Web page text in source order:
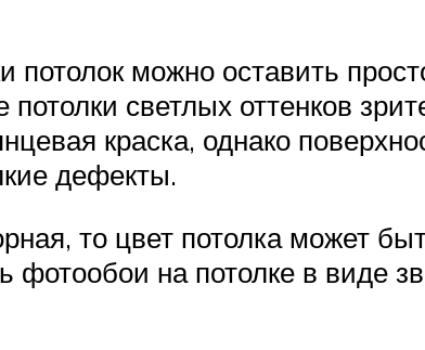
потолок можно оставить
светлых оттенков
краска, однако
дефекты.
то цвет потолка может
на потолке в виде